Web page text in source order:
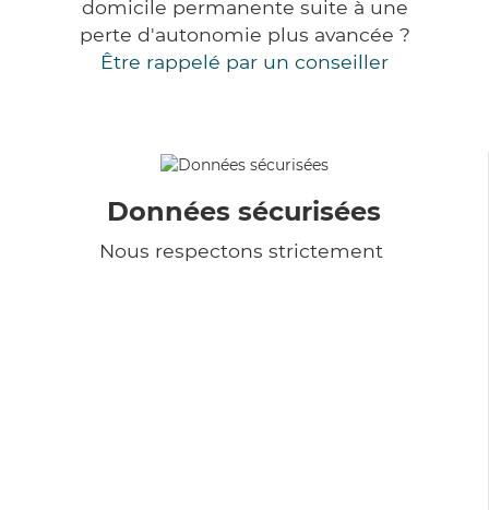
domicile permanente suite à une
perte d'autonomie plus avancée ?
Être rappelé par un conseiller
Données sécurisées
Nous respectons strictement